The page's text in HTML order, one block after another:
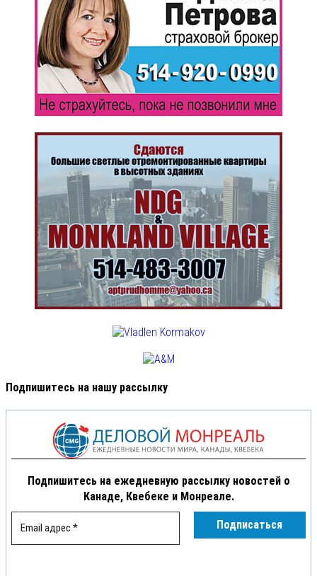
Подпишитесь на нашу рассылку
Подпишитесь на ежедневную рассылку новостей о
Канаде, Квебеке и Монреале.